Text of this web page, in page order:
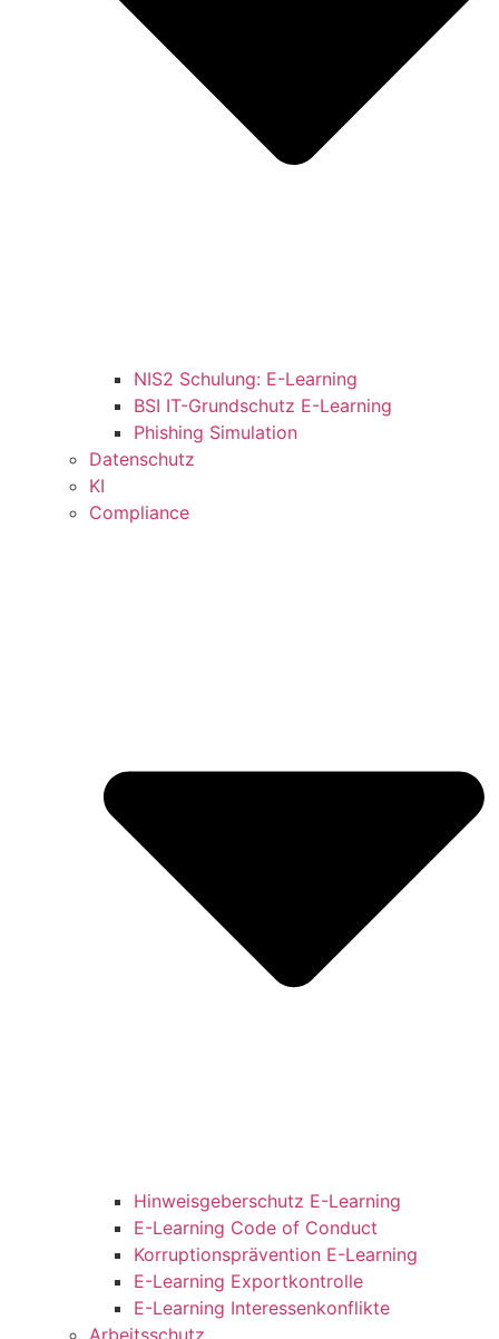
NIS2 Schulung: E-Learning
BSI IT-Grundschutz E-Learning
Phishing Simulation
Datenschutz
KI
Compliance
Hinweisgeberschutz E-Learning
E-Learning Code of Conduct
Korruptionsprävention E-Learning
E-Learning Exportkontrolle
E-Learning Interessenkonflikte